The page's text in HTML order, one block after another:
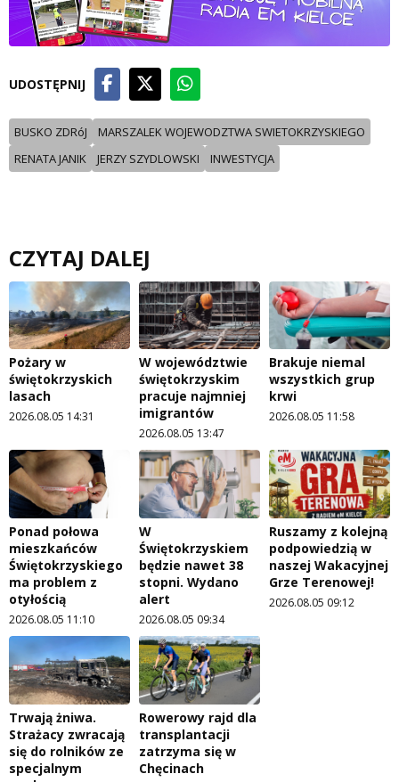
UDOSTĘPNIJ
BUSKO ZDRóJ
MARSZALEK WOJEWODZTWA SWIETOKRZYSKIEGO
RENATA JANIK
JERZY SZYDLOWSKI INWESTYCJA
CZYTAJ DALEJ
Pożary w
świętokrzyskich
lasach
2026.08.05 14:31
W województwie
świętokrzyskim
pracuje najmniej
imigrantów
2026.08.05 13:47
Brakuje niemal
wszystkich grup
krwi
2026.08.05 11:58
Ponad połowa
mieszkańców
Świętokrzyskiego
ma problem z
otyłością
2026.08.05 11:10
W
Świętokrzyskiem
będzie nawet 38
stopni. Wydano
alert
2026.08.05 09:34
Ruszamy z kolejną
podpowiedzią w
naszej Wakacyjnej
Grze Terenowej!
2026.08.05 09:12
Trwają żniwa.
Strażacy zwracają
się do rolników ze
specjalnym
Rowerowy rajd dla
transplantacji
zatrzyma się w
Chęcinach